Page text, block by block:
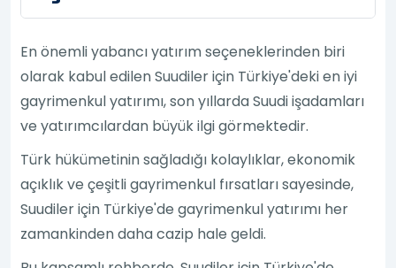
En önemli yabancı yatırım seçeneklerinden biri
olarak kabul edilen Suudiler için Türkiye'deki en iyi
gayrimenkul yatırımı, son yıllarda Suudi işadamları
ve yatırımcılardan büyük ilgi görmektedir.
Türk hükümetinin sağladığı kolaylıklar, ekonomik
açıklık ve çeşitli gayrimenkul fırsatları sayesinde,
Suudiler için Türkiye'de gayrimenkul yatırımı her
zamankinden daha cazip hale geldi.